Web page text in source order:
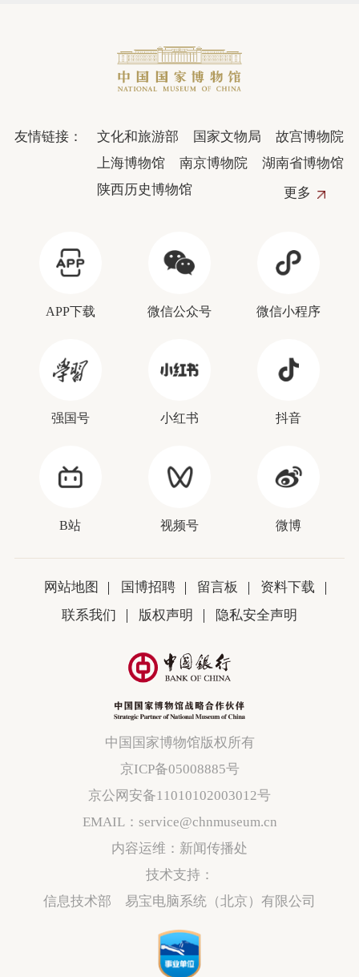
友情链接： 文化和旅游部 国家文物局
故宫博物院
上海博物馆
南京博物院
湖南省博物馆
陕西历史博物馆
更多
APP下载 微信公众号 微信小程序
强国号 小红书 抖音
B站 视频号 微博
网站地图 国博招聘 留言板
资料下载
联系我们
版权声明 隐私安全声明
中国国家博物馆版权所有
京ICP备05008885号
京公网安备11010102003012号
EMAIL：service@chnmuseum.cn
内容运维：新闻传播处
技术支持：
信息技术部 易宝电脑系统（北京）有限公司